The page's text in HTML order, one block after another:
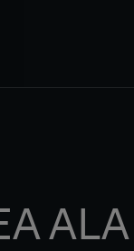
ALA